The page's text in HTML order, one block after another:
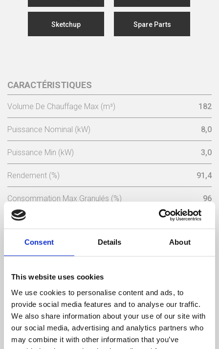
Consent Details About
This website uses cookies
We use cookies to personalise content and ads, to
provide social media features and to analyse our traffic.
We also share information about your use of our site with
our social media, advertising and analytics partners who
may combine it with other information that you’ve
Sketchup Spare Parts
CARACTÉRISTIQUES
Volume De Chauffage Max (m³) 182
Puissance Nominal (kW) 8,0
Puissance Min (kW) 3,0
Rendement (%) 91,4
Consommation Max Granulés (%) 96
Consommation Min Granulés (kg/h) 1,8
Consumo Mínimo Pellet (kg/h)
Poids (kg)
Sortie Des Fumées (mm) 80
Dépression Nécessaire Dans La Cheminée (pa)